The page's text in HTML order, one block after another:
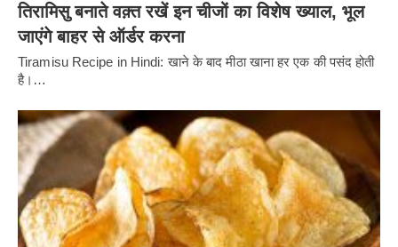
तिरामिसु बनाते वक़्त रखें इन चीजों का विशेष ख्याल, भूल
जाएंगे बाहर से ऑर्डर करना
Tiramisu Recipe in Hindi: खाने के बाद मीठा खाना हर एक की पसंद होती
है।…